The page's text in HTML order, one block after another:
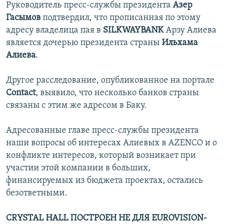
Руководитель пресс-службы президента Азер
Гасымов подтвердил, что прописанная по этому
адресу владелица пая в SILKWAYBANK Арзу Алиева
является дочерью президента страны Ильхама
Алиева.
Другое расследование, опубликованное на портале
Contact, выявило, что несколько банков страны
связаны с этим же адресом в Баку.
Адресованные главе пресс-службы президента
наши вопросы об интересах Алиевых в AZENCO и о
конфликте интересов, который возникает при
участии этой компании в больших,
финансируемых из бюджета проектах, остались
безответными.
CRYSTAL HALL ПОСТРОЕН НЕ ДЛЯ EUROVISION-